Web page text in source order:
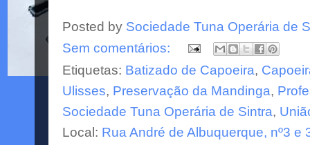
Posted by Sociedade Tuna Operária de
Sem comentários:
Etiquetas: Batizado de Capoeira,
Ulisses, Preservação da Mandinga,
Sociedade Tuna Operária de Sintra,
Local: Rua André de Albuquerque, nº3 e